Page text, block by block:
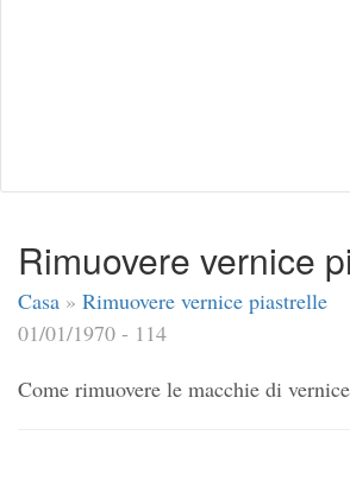
Rimuovere vernice
Casa » Rimuovere vernice piastrelle
01/01/1970 - 114
Come rimuovere le macchie di